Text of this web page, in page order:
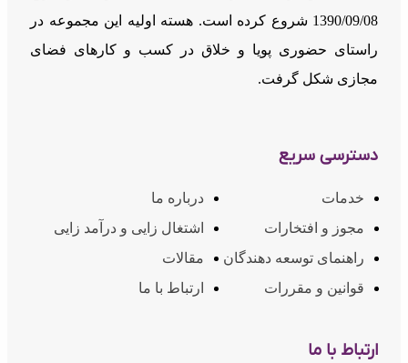
1390/09/08 شروع کرده است. هسته اولیه این مجموعه در
راستای حضوری پویا و خلاق در کسب و کارهای فضای
مجازی شکل گرفت.
دسترسی سریع
خدمات
درباره ما
مجوز و افتخارات
اشتغال زایی و درآمد زایی
راهنمای توسعه دهندگان
مقالات
قوانین و مقررات
ارتباط با ما
ارتباط با ما